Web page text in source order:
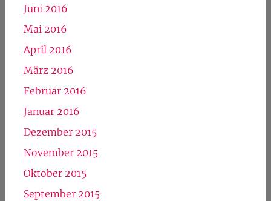
Juni 2016
Mai 2016
April 2016
März 2016
Februar 2016
Januar 2016
Dezember 2015
November 2015
Oktober 2015
September 2015